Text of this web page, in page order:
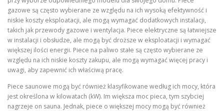
gazowe są często wybierane ze względu na ich wysoką efektywność i
niskie koszty eksploatacji, ale mogą wymagać dodatkowych instalacji,
takich jak przewody gazowe i wentylacja. Piece elektryczne są łatwiejsze
w instalacji i obsłudze, ale mogą być droższe w eksploatacji i wymagać
większej ilości energii. Piece na paliwo stałe są często wybierane ze
względu na ich niskie koszty zakupu, ale mogą wymagać więcej pracy i
uwagi, aby zapewnić ich właściwą pracę.
Piece saunowe mogą być również klasyfikowane według ich mocy, która
jest określona w kilowatach (kW). Im większa moc pieca, tym szybciej
nagrzeje on sauna. Jednak, piece o większej mocy mogą być również